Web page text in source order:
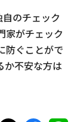
のチェック
家がチェック
防ぐことがで
か不安な方は